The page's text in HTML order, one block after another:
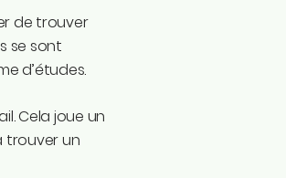
de trouver
se sont
d’études.
Cela joue un
trouver un